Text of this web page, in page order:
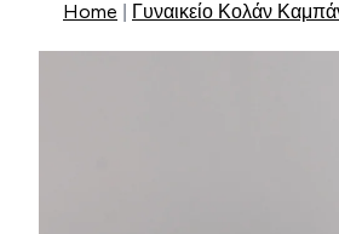
Home Γυναικείο Κολάν